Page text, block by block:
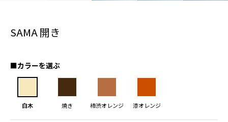
SAMA 開き
■カラーを選ぶ
白木 焼き 柿渋オレンジ 漆オレンジ